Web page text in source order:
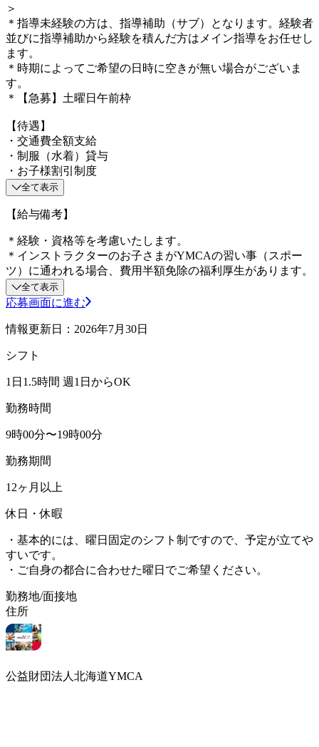
＞
＊指導未経験の方は、指導補助（サブ）となります。経験者
並びに指導補助から経験を積んだ方はメイン指導をお任せし
ます。
＊時期によってご希望の日時に空きが無い場合がございま
す。
＊【急募】土曜日午前枠
【待遇】
・交通費全額支給
・制服（水着）貸与
・お子様割引制度
全て表示
【給与備考】
＊経験・資格等を考慮いたします。
＊インストラクターのお子さまがYMCAの習い事（スポー
ツ）に通われる場合、費用半額免除の福利厚生があります。
全て表示
応募画面に進む
情報更新日：2026年7月30日
シフト
1日1.5時間 週1日からOK
勤務時間
9時00分〜19時00分
勤務期間
12ヶ月以上
休日・休暇
・基本的には、曜日固定のシフト制ですので、予定が立てや
すいです。
・ご自身の都合に合わせた曜日でご希望ください。
勤務地/面接地
住所
公益財団法人北海道YMCA